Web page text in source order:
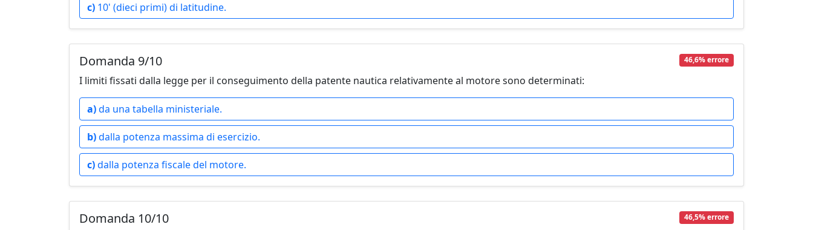
c) 10' (dieci primi) di latitudine.
Domanda 9/10 46,6% errore
I limiti fissati dalla legge per il conseguimento della patente nautica relativamente al motore sono determinati:
a)da una tabella ministeriale.
b)dalla potenza massima di esercizio.
c)dalla potenza fiscale del motore.
Domanda 10/10 46,5% errore